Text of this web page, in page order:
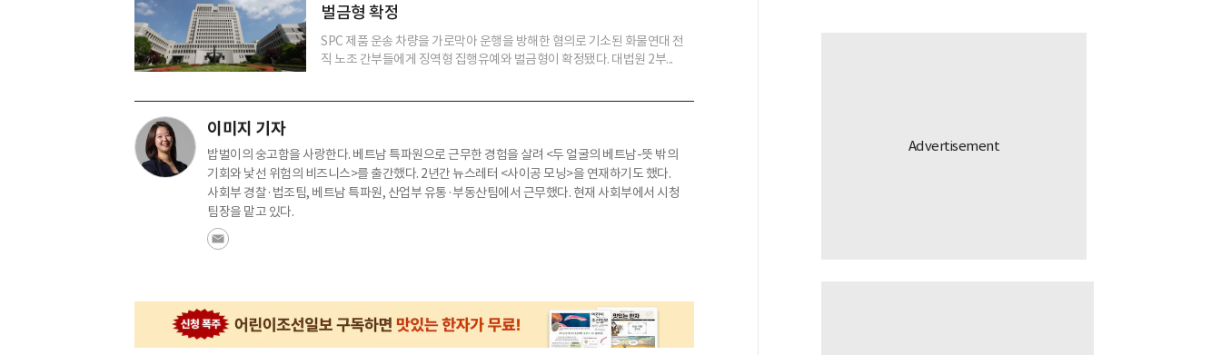
벌금형 확정
SPC 제품 운송 차량을 가로막아 운행을 방해한 혐의로 기소된 화물연대 전
직 노조 간부들에게 징역형 집행유예와 벌금형이 확정됐다. 대법원 2부...
이미지 기자
밥벌이의 숭고함을 사랑한다. 베트남 특파원으로 근무한 경험을 살려 <두 얼굴의 베트남-뜻 밖의
기회와 낯선 위험의 비즈니스>를 출간했다. 2년간 뉴스레터 <사이공 모닝>을 연재하기도 했다.
사회부 경찰·법조팀, 베트남 특파원, 산업부 유통·부동산팀에서 근무했다. 현재 사회부에서 시청
팀장을 맡고 있다.